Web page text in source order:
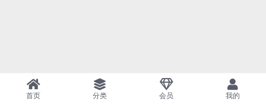
首页 分类 会员 我的